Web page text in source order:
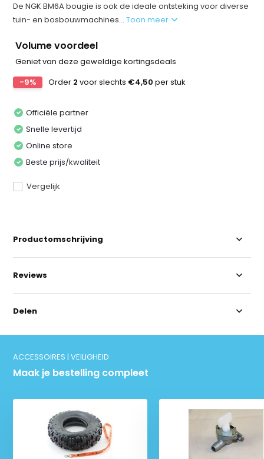
De NGK BM6A bougie is ook de ideale ontsteking voor diverse
tuin- en bosbouwmachines...Toon meer
Volume voordeel
Geniet van deze geweldige kortingsdeals
-9%
Order 2 voor slechts €4,50 per stuk
Officiële partner
Snelle levertijd
Online store
Beste prijs/kwaliteit
Vergelijk
Productomschrijving
Reviews
Delen
ACCESSOIRES | VEILIGHEID
Maak je bestelling compleet